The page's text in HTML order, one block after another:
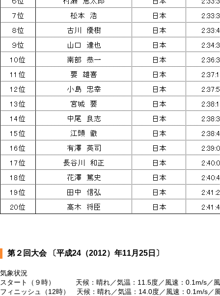
第２回大会 〔平成24（2012）年11月25日〕
気象状況
スタート（９時） 天候：晴れ／気温：11.5度／風速：0.1m/s／風
フィニッシュ（12時） 天候：晴れ／気温：14.0度／風速：0.1m/s／